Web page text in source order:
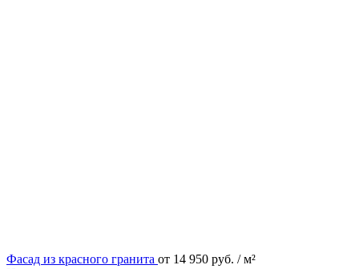
Фасад из красного гранита от 14 950 руб. / м²